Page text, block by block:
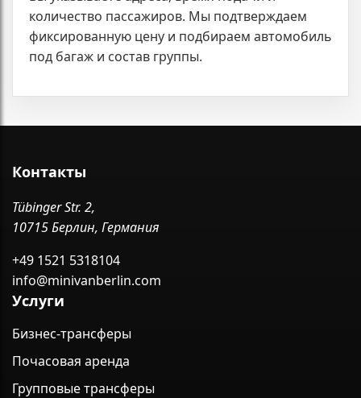
количество пассажиров. Мы подтверждаем
фиксированную цену и подбираем автомобиль
под багаж и состав группы.
Контакты
Tübinger Str. 2,
10715 Берлин, Германия
+49 1521 5318104
info@minivanberlin.com
Услуги
Бизнес-трансферы
Почасовая аренда
Групповые трансферы